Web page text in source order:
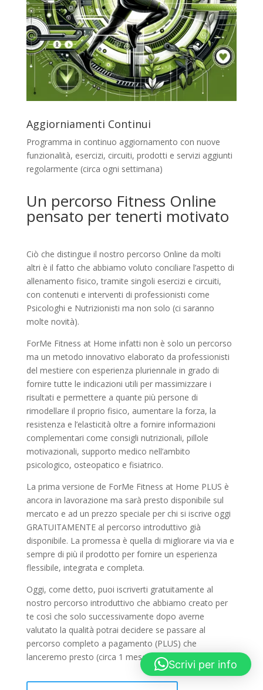
Aggiorniamenti Continui
Programma in continuo aggiornamento con nuove
funzionalità, esercizi, circuiti, prodotti e servizi aggiunti
regolarmente (circa ogni settimana)
Un percorso Fitness Online
pensato per tenerti motivato
Ciò che distingue il nostro percorso Online da molti
altri è il fatto che abbiamo voluto conciliare l’aspetto di
allenamento fisico, tramite singoli esercizi e circuiti,
con contenuti e interventi di professionisti come
Psicologhi e Nutrizionisti ma non solo (ci saranno
molte novità).
ForMe Fitness at Home infatti non è solo un percorso
ma un metodo innovativo elaborato da professionisti
del mestiere con esperienza pluriennale in grado di
fornire tutte le indicazioni utili per massimizzare i
risultati e permettere a quante più persone di
rimodellare il proprio fisico, aumentare la forza, la
resistenza e l’elasticità oltre a fornire informazioni
complementari come consigli nutrizionali, pillole
motivazionali, supporto medico nell’ambito
psicologico, osteopatico e fisiatrico.
La prima versione de ForMe Fitness at Home PLUS è
ancora in lavorazione ma sarà presto disponibile sul
mercato e ad un prezzo speciale per chi si iscrive oggi
GRATUITAMENTE al percorso introduttivo già
disponibile. La promessa è quella di migliorare via via e
sempre di più il prodotto per fornire un esperienza
flessibile, integrata e completa.
Oggi, come detto, puoi iscriverti gratuitamente al
nostro percorso introduttivo che abbiamo creato per
te così che solo successivamente dopo averne
valutato la qualità potrai decidere se passare al
percorso completo a pagamento (PLUS) che
lanceremo presto (circa 1 mese)
Scrivi per info